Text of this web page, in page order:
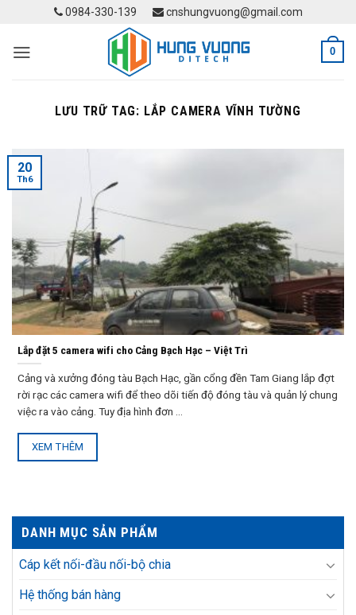
content
0984-330-139 cnshungvuong@gmail.com
0
LƯU TRỮ TAG: LẮP CAMERA VĨNH TƯỜNG
Lắp đặt 5 camera wifi cho Cảng Bạch Hạc – Việt Trì
Cảng và xưởng đóng tàu Bạch Hạc, gần cổng đền Tam Giang lắp đợt
rời rạc các camera wifi để theo dõi tiến độ đóng tàu và quản lý chung
việc ra vào cảng. Tuy địa hình đơn ...
XEM THÊM
20
Th6
DANH MỤC SẢN PHẨM
Cáp kết nối-đầu nối-bộ chia
Hệ thống bán hàng